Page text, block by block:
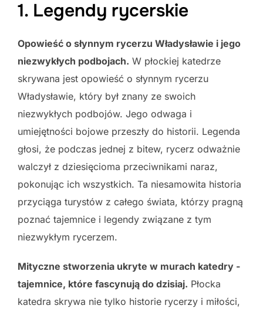
1. Legendy rycerskie
Opowieść o słynnym rycerzu Władysławie i jego
niezwykłych podbojach. W płockiej katedrze
skrywana jest opowieść o słynnym rycerzu
Władysławie, który był znany ze swoich
niezwykłych podbojów. Jego odwaga i
umiejętności bojowe przeszły do historii. Legenda
głosi, że podczas jednej z bitew, rycerz odważnie
walczył z dziesięcioma przeciwnikami naraz,
pokonując ich wszystkich. Ta niesamowita historia
przyciąga turystów z całego świata, którzy pragną
poznać tajemnice i legendy związane z tym
niezwykłym rycerzem.
Mityczne stworzenia ukryte w murach katedry -
tajemnice, które fascynują do dzisiaj. Płocka
katedra skrywa nie tylko historie rycerzy i miłości,